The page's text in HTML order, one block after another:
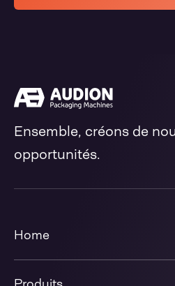
Ensemble, créons de
opportunités.
Home